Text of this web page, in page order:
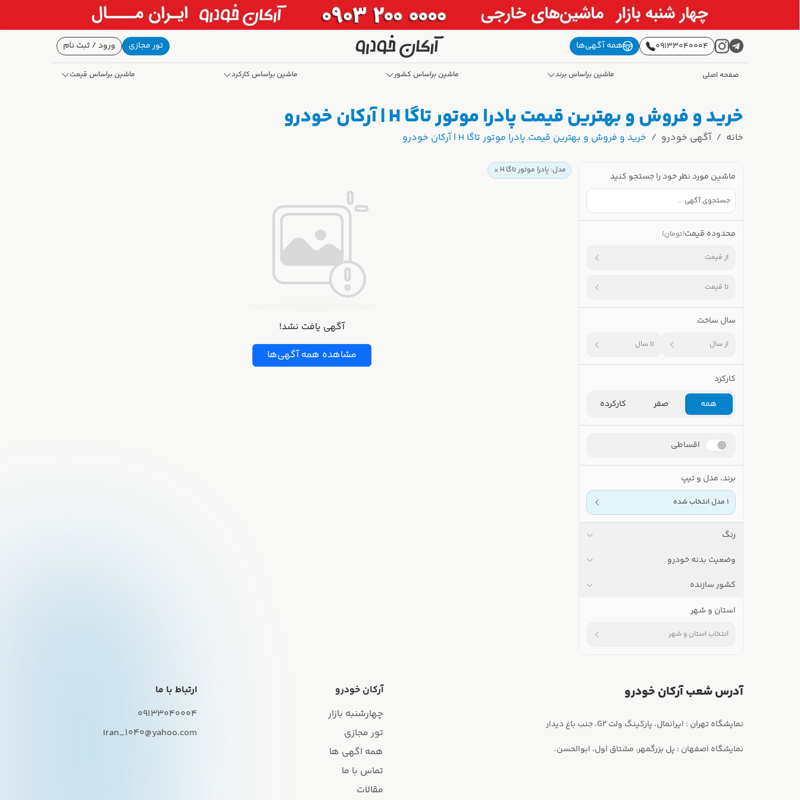
09133040004 همه آگهی‌ها تور مجازی ورود / ثبت نام
صفحه اصلی ماشین براساس برند ماشین براساس کشور ماشین براساس کارکرد ماشین براساس قیمت
خرید و فروش و بهترین قیمت پادرا موتور تاگا H | آرکان خودرو
خانه آگهی خودرو خرید و فروش و بهترین قیمت پادرا موتور تاگا H | آرکان خودرو
ماشین مورد نظر خود را جستجو کنید
محدوده قیمت(تومان)
از قیمت
تا قیمت
سال ساخت
از سال تا سال
کارکرد
همه
صفر کارکرده
اقساطی
برند، مدل و تیپ
1 مدل انتخاب شده
رنگ
وضعیت بدنه خودرو
کشور سازنده
استان و شهر
انتخاب استان و شهر
مدل: پادرا موتور تاگا H
آگهی یافت نشد!
مشاهده همه آگهی‌ها
آدرس شعب آرکان خودرو
نمایشگاه اصفهان : پل بزرگمهر، مشتاق اول، ابوالحسن.
آرکان خودرو
چهارشنبه بازار
تور مجازی
همه اگهی ها
تماس با ما
مقالات
ارتباط با ما
09133040004
Iran_1040@yahoo.com